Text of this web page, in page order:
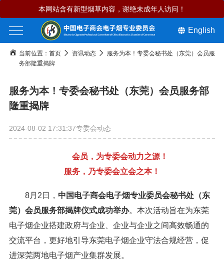
English
本网站含有新型烟草内容，谢绝未成年人访问！
当前位置： 首页 资讯动态
服务为本！专委会秘书处（东莞）会员服
务部隆重揭牌
服务为本！专委会秘书处（东莞）会员服务部
隆重揭牌
2024-08-02 17:31:37专委会动态
会员，为专委会动力之源！
服务，乃专委会立会之本！
8月2日， 中国电子商会电子烟专业委员会秘书处（东
莞）会员服务部揭牌仪式成功举办。本次活动旨在为东莞
电子烟企业搭建政府与企业、企业与企业之间高效畅通的
交流平台，更好地引导东莞电子烟企业守法合规经营，促
进深莞两地电子烟产业集群发展。